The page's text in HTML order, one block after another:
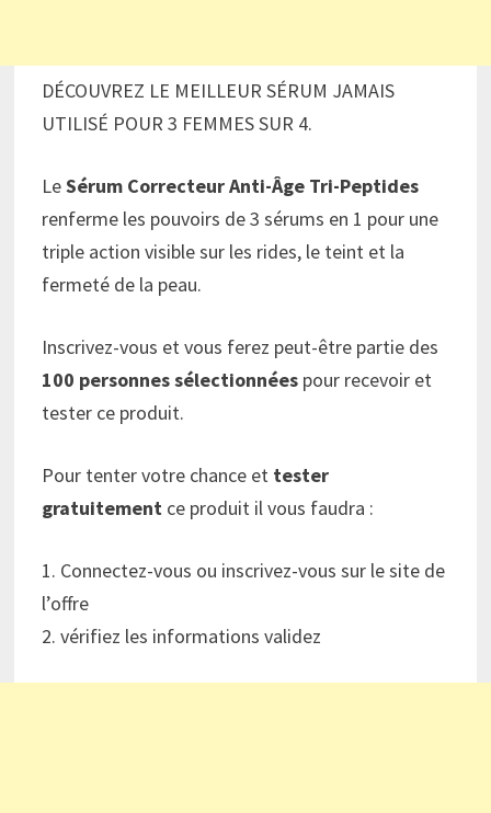
DÉCOUVREZ LE MEILLEUR SÉRUM JAMAIS
UTILISÉ POUR 3 FEMMES SUR 4.
LeSérum Correcteur Anti-Âge Tri-Peptides
renferme les pouvoirs de 3 sérums en 1 pour une
triple action visible sur les rides, le teint et la
fermeté de la peau.
Inscrivez-vous et vous ferez peut-être partie des
100 personnes sélectionnéespour recevoir et
tester ce produit.
Pour tenter votre chance ettester
gratuitementce produit il vous faudra :
1. Connectez-vous ou inscrivez-vous sur le site de
l’offre
2. vérifiez les informations validez